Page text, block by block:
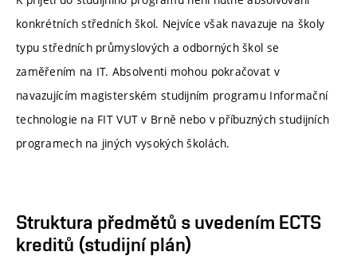
konkrétních středních škol. Nejvíce však navazuje na školy
typu středních průmyslových a odborných škol se
zaměřením na IT. Absolventi mohou pokračovat v
navazujícím magisterském studijním programu Informační
technologie na FIT VUT v Brně nebo v příbuzných studijních
programech na jiných vysokých školách.
Struktura předmětů s uvedením ECTS
kreditů (studijní plán)